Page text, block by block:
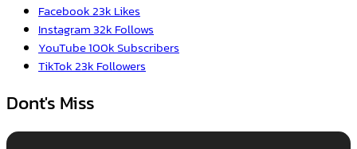
Facebook23k Likes
Instagram32k Follows
YouTube100kSubscribers
TikTok23k Followers
Dont's Miss